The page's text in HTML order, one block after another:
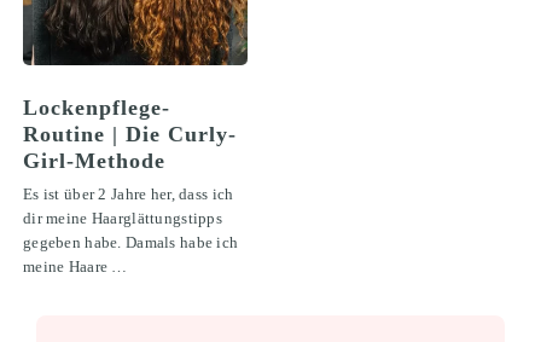
Lockenpflege-
Routine | Die Curly-
Girl-Methode
Es ist über 2 Jahre her, dass ich
dir meine Haarglättungstipps
gegeben habe. Damals habe ich
meine Haare …